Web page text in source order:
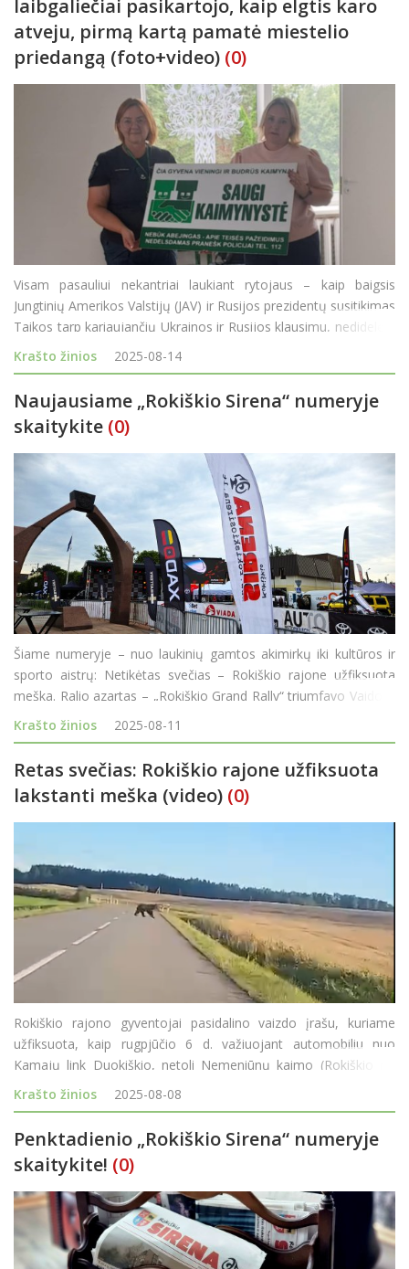
laibgaliečiai pasikartojo, kaip elgtis karo
atveju, pirmą kartą pamatė miestelio
priedangą (foto+video) (0)
Visam pasauliui nekantriai laukiant rytojaus – kaip baigsis
Jungtinių Amerikos Valstijų (JAV) ir Rusijos prezidentų susitikimas
Taikos tarp kariaujančių Ukrainos ir Rusijos klausimu, nedidelėje
Rokiškio rajono gyvenvietėje – Laibgaliuose – seniūnaitė
Vismantė Griškevi
Krašto žinios 2025-08-14
Naujausiame „Rokiškio Sirena“ numeryje
skaitykite (0)
Šiame numeryje – nuo laukinių gamtos akimirkų iki kultūros ir
sporto aistrų: Netikėtas svečias – Rokiškio rajone užfiksuota
meška. Ralio azartas – „Rokiškio Grand Rally“ triumfavo Vaidoto
Žalos ir Ugniaus Vainevičiaus duetas. Sugrįžtuvės
Krašto žinios 2025-08-11
Retas svečias: Rokiškio rajone užfiksuota
lakstanti meška (video) (0)
Rokiškio rajono gyventojai pasidalino vaizdo įrašu, kuriame
užfiksuota, kaip rugpjūčio 6 d. važiuojant automobiliu nuo
Kamajų link Duokiškio, netoli Nemeniūnų kaimo (Rokiškio r.),
vairuotojui per kelią perbėgo ne kas kitas, o… meška. Gyvūnas
staigiai i&scaro
Krašto žinios 2025-08-08
Penktadienio „Rokiškio Sirena“ numeryje
skaitykite! (0)